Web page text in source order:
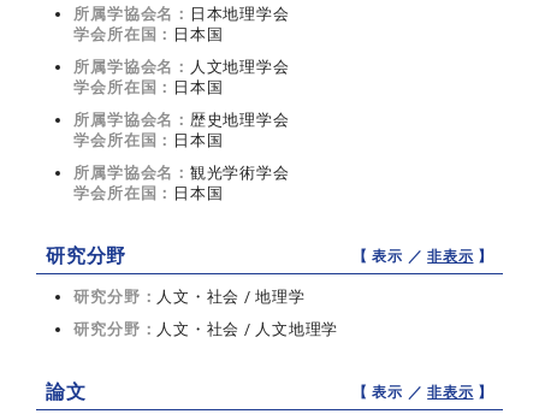
所属学協会名： 日本地理学会
学会所在国： 日本国
所属学協会名： 人文地理学会
学会所在国： 日本国
所属学協会名： 歴史地理学会
学会所在国： 日本国
所属学協会名： 観光学術学会
学会所在国： 日本国
研究分野 【 表示 ／非表示 】
研究分野： 人文・社会 / 地理学
研究分野： 人文・社会 / 人文地理学
論文 【 表示 ／非表示 】